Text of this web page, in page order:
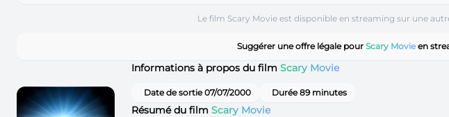
Le film Scary Movie est disponible en streaming sur une
Suggérer une offre légale pour Scary Movie en
Informations à propos du film Scary Movie
Date de sortie 07/07/2000 Durée 89 minutes
Résumé du film Scary Movie